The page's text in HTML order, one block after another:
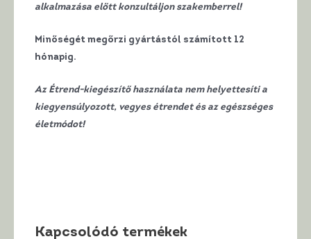
alkalmazása előtt konzultáljon szakemberrel!
Minőségét megőrzi gyártástól számított 12
hónapig.
Az Étrend-kiegészítő használata nem helyettesíti a
kiegyensúlyozott, vegyes étrendet és az egészséges
életmódot!
Kapcsolódó termékek